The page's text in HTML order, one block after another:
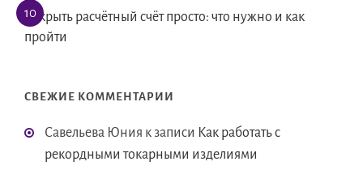
Открыть расчётный счёт просто: что нужно и как
пройти
СВЕЖИЕ КОММЕНТАРИИ
Савельева Юния к записи Как работать с
рекордными токарными изделиями